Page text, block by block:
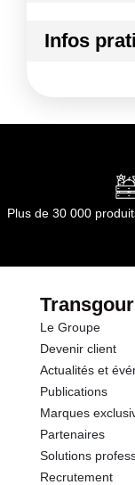
Opérations
Infos
Température
Température
Durée
Opérations
Plus de 30 000
Le Groupe
Devenir client
Actualités et
Publications
Marques
Partenaires
Solutions
Recrutement